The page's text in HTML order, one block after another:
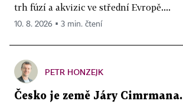
trh fúzí a akvizic ve střední Evropě....
10. 8. 2026 ▪ 3 min. čtení
PETR HONZEJK
Česko je země Járy Cimrmana.